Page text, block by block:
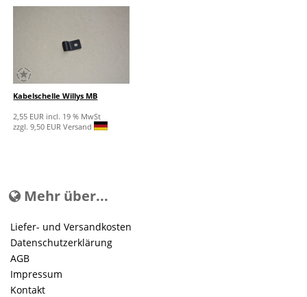
Kabelschelle Willys MB
2,55 EUR incl. 19 % MwSt
zzgl. 9,50 EUR Versand
Mehr über...
Liefer- und Versandkosten
Datenschutzerklärung
AGB
Impressum
Kontakt